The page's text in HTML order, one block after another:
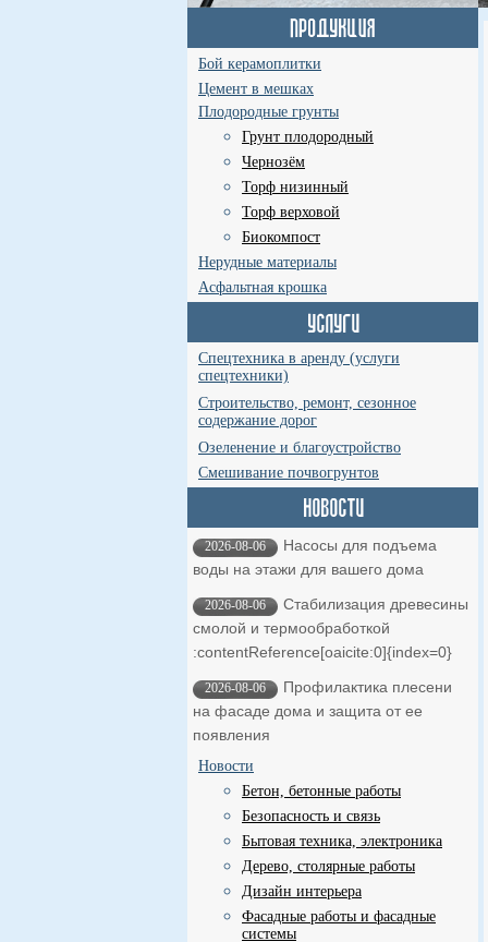
Бой керамоплитки
Цемент в мешках
Плодородные грунты
Грунт плодородный
Чернозём
Торф низинный
Торф верховой
Биокомпост
Нерудные материалы
Асфальтная крошка
Спецтехника в аренду (услуги
спецтехники)
Строительство, ремонт, сезонное
содержание дорог
Озеленение и благоустройство
Смешивание почвогрунтов
2026-08-06
Насосы для подъема
воды на этажи для вашего дома
2026-08-06
Стабилизация древесины
смолой и термообработкой ​
:contentReference[oaicite:0]{index=0}
2026-08-06
Профилактика плесени
на фасаде дома и защита от ее
появления
Новости
Бетон, бетонные работы
Безопасность и связь
Бытовая техника, электроника
Дерево, столярные работы
Дизайн интерьера
Фасадные работы и фасадные
системы